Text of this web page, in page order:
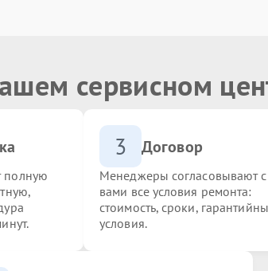
сервисном
полную
3 Договор
Менеджеры согласовывают с
вами все условия ремонта:
стоимость, сроки,
условия.